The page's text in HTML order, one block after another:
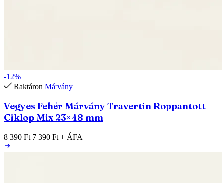
-12%
Raktáron Márvány
Vegyes Fehér Márvány Travertin Roppantott
Ciklop Mix 23×48 mm
8 390 Ft 7 390 Ft + ÁFA